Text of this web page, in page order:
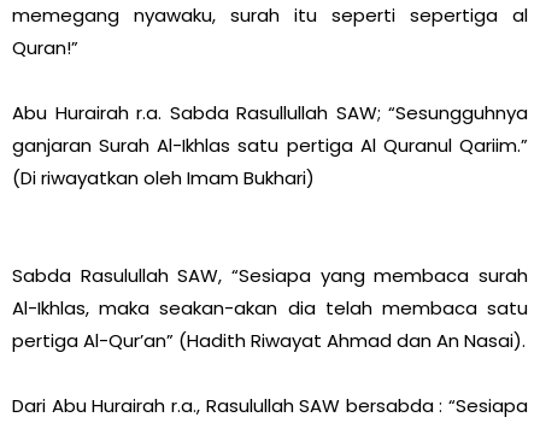
memegang nyawaku, surah itu seperti sepertiga al
Quran!”
Abu Hurairah r.a. Sabda Rasullullah SAW; “Sesungguhnya
ganjaran Surah Al-Ikhlas satu pertiga Al Quranul Qariim.”
(Di riwayatkan oleh Imam Bukhari)
Sabda Rasulullah SAW, “Sesiapa yang membaca surah
Al-Ikhlas, maka seakan-akan dia telah membaca satu
pertiga Al-Qur’an” (Hadith Riwayat Ahmad dan An Nasai).
Dari Abu Hurairah r.a., Rasulullah SAW bersabda : “Sesiapa